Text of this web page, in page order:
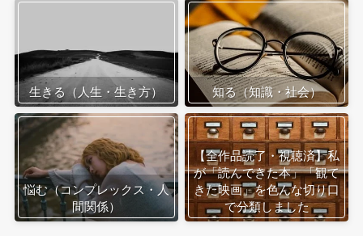
生きる（人生・生き方） 知る（知識・社会）
悩む（コンプレックス・人
間関係）
【全作品読了・視聴済】私
が「読んできた本」「観て
きた映画」を色んな切り口
で分類しました